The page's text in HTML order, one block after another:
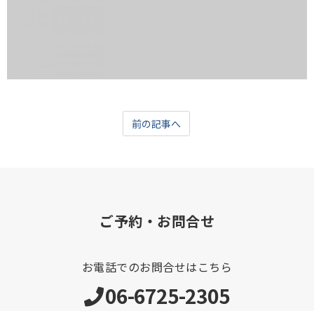
前の記事へ
ご予約・お問合せ
お電話でのお問合せはこちら
06-6725-2305